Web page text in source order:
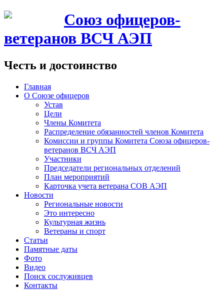
Союз офицеров-
ветеранов ВСЧ АЭП
Честь и достоинство
Главная
О Союзе офицеров
Устав
Цели
Члены Комитета
Распределение обязанностей членов Комитета
Комиссии и группы Комитета Союза офицеров-
ветеранов ВСЧ АЭП
Участники
Председатели региональных отделений
План мероприятий
Карточка учета ветерана CОВ АЭП
Новости
Региональные новости
Это интересно
Культурная жизнь
Ветераны и спорт
Статьи
Памятные даты
Фото
Видео
Поиск сослуживцев
Контакты